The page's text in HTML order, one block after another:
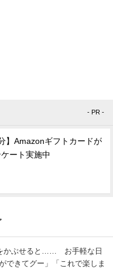
- PR -
】Amazonギフトカードが
ート実施中
かぶせると…… お手軽な日
できてグー」「これで楽しま